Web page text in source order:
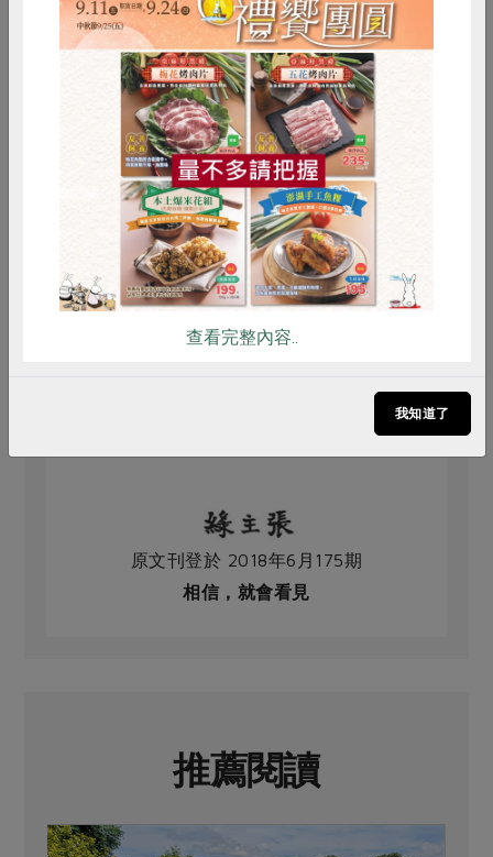
原文刊登於 2018年6月175期
相信，就會看見
推薦閱讀
RPET 食譜 減硝酸鹽
雞蛋 食安 共同購買
查看完整內容..
我知道了